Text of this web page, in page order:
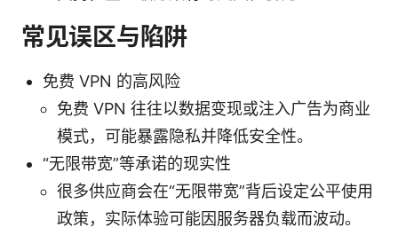
常见误区与陷阱
免费 VPN 的高风险
免费 VPN 往往以数据变现或注入广告为商业
模式，可能暴露隐私并降低安全性。
“无限带宽”等承诺的现实性
很多供应商会在“无限带宽”背后设定公平使用
政策，实际体验可能因服务器负载而波动。